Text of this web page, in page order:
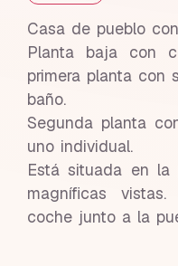
Casa de pueblo
Planta baja con
primera planta con
baño.
Segunda planta
uno individual.
Está situada en la
magníficas
coche junto a la